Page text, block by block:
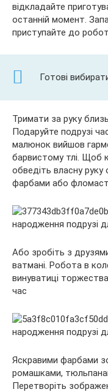
відкладайте
останній момент.
приступайте до
Готові
Тримати за руку
Подаруйте подрузі
малюнок вийшов
барвистому тлі. Щоб
обведіть власну
фарбами або
Або зробіть з
ватмані. Робота в
винуватиці
час
Яскравими фарбами
ромашками,
Перетворіть